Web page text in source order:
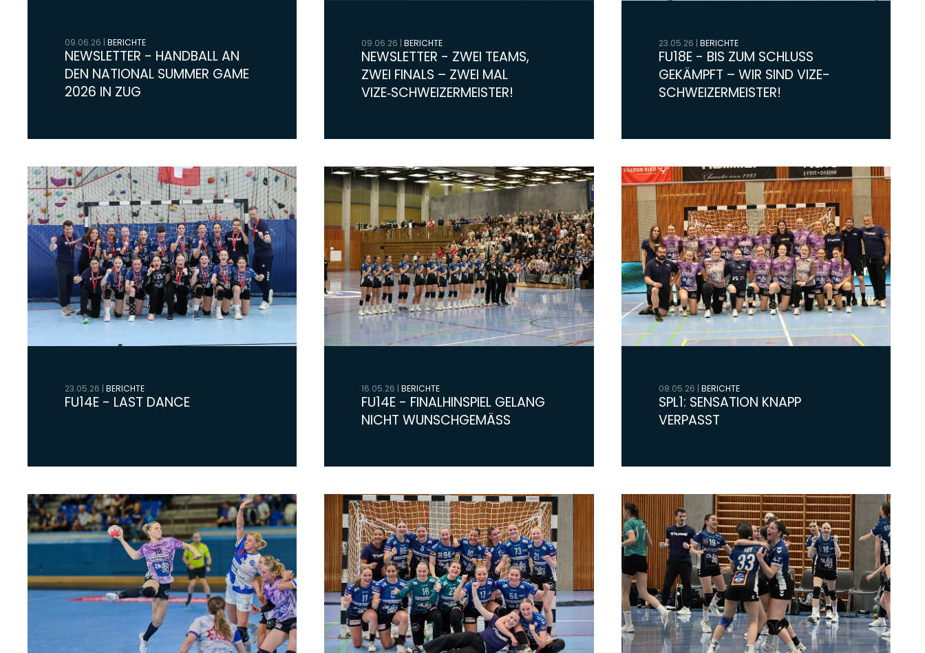
09.06.26 | BERICHTE
NEWSLETTER - HANDBALL AN
DEN NATIONAL SUMMER GAME
2026 IN ZUG
09.06.26 |BERICHTE
NEWSLETTER - ZWEI TEAMS,
ZWEI FINALS – ZWEI MAL
VIZE‑SCHWEIZERMEISTER!
23.05.26 | BERICHTE
FU18E - BIS ZUM SCHLUSS
GEKÄMPFT – WIR SIND VIZE-
SCHWEIZERMEISTER!
23.05.26 | BERICHTE
FU14E - LAST DANCE
16.05.26 |BERICHTE
FU14E - FINALHINSPIEL GELANG
NICHT WUNSCHGEMÄSS
08.05.26 | BERICHTE
SPL1: SENSATION KNAPP
VERPASST